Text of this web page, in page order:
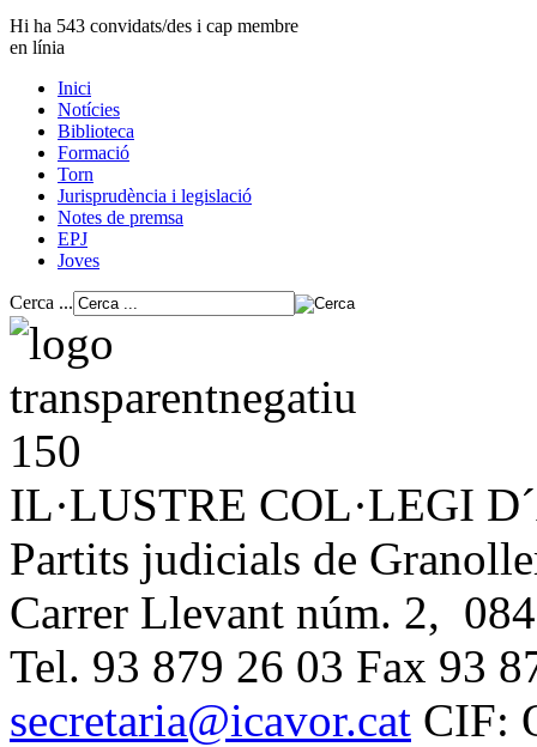
Hi ha 543 convidats/des i cap membre
en línia
Inici
Notícies
Biblioteca
Formació
Torn
Jurisprudència i legislació
Notes de premsa
EPJ
Joves
Cerca ...
IL·LUSTRE COL·LEGI
Partits judicials de
Carrer Llevant núm. 2,
Tel. 93 879 26 03 Fax 93
secretaria@icavor.cat CIF: